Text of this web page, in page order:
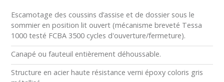
Escamotage des coussins d’assise et de dossier sous le
sommier en position lit ouvert (mécanisme breveté Tessa
1000 testé FCBA 3500 cycles d'ouverture/fermeture).
Canapé ou fauteuil entièrement déhoussable.
Structure en acier haute résistance verni époxy coloris gris